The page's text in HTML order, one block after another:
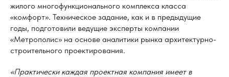
жилого многофункционального комплекса класса
«комфорт». Техническое задание, как и в предыдущие
годы, подготовили ведущие эксперты компании
«Метрополис» на основе аналитики рынка архитектурно-
строительного проектирования.
«Практически каждая проектная компания имеет в